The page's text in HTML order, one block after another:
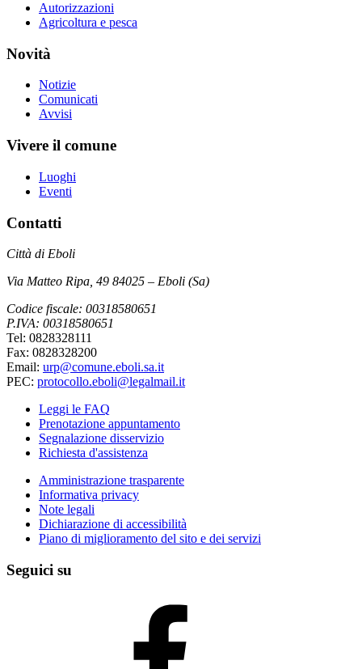
Autorizzazioni
Agricoltura e pesca
Novità
Notizie
Comunicati
Avvisi
Vivere il comune
Luoghi
Eventi
Contatti
Città di Eboli
Via Matteo Ripa, 49 84025 – Eboli (Sa)
Codice fiscale: 00318580651
P.IVA: 00318580651
Tel: 0828328111
Fax: 0828328200
Email: urp@comune.eboli.sa.it
PEC: protocollo.eboli@legalmail.it
Leggi le FAQ
Prenotazione appuntamento
Segnalazione disservizio
Richiesta d'assistenza
Amministrazione trasparente
Informativa privacy
Note legali
Dichiarazione di accessibilità
Piano di miglioramento del sito e dei servizi
Seguici su